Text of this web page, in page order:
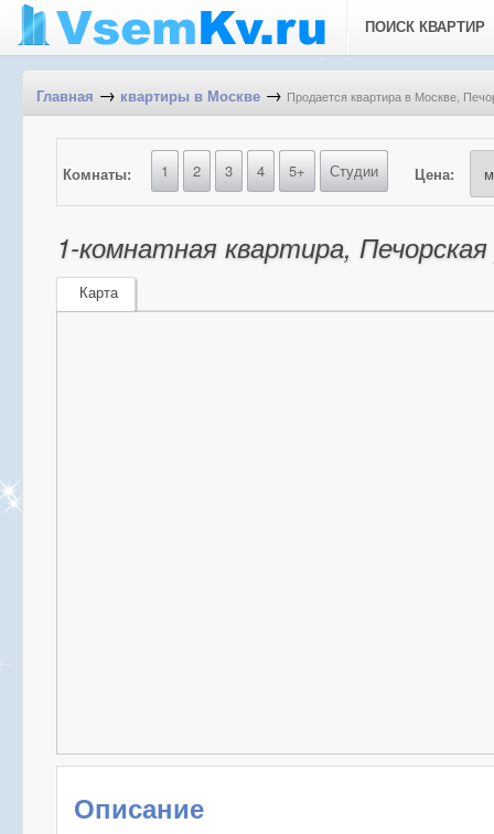
ПОИСК КВАРТИР
Главная → квартиры в Москве → Продается квартира в Москве,
Комнаты: 1 2 3 4 5+ Студии Цена:
1-комнатная квартира,
Карта
Описание